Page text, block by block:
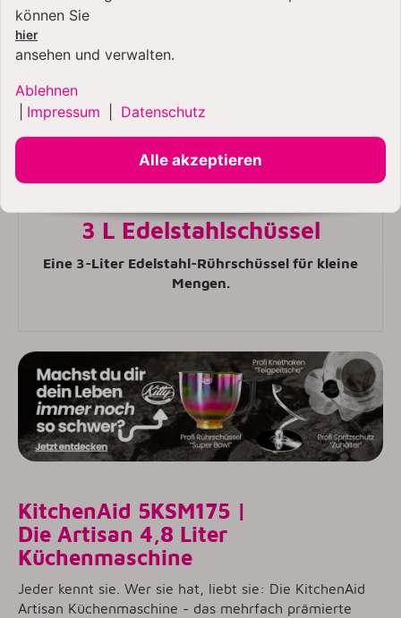
3 L Edelstahlschüssel
Eine 3-Liter Edelstahl-Rührschüssel für kleine
Mengen.
KitchenAid 5KSM175 |
Die Artisan 4,8 Liter
Küchenmaschine
Jeder kennt sie. Wer sie hat, liebt sie: Die KitchenAid
Artisan Küchenmaschine - das mehrfach prämierte
können Sie
hier
ansehen und verwalten.
Ablehnen
Impressum Datenschutz
Alle akzeptieren